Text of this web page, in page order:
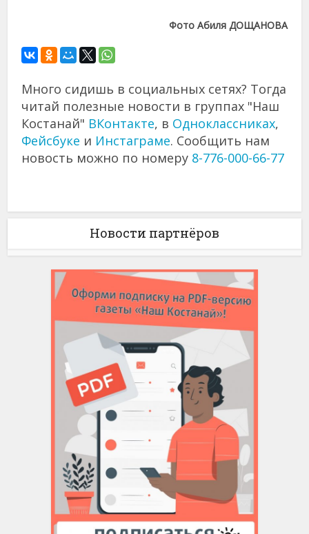
Фото Абиля ДОЩАНОВА
Много сидишь в социальных сетях? Тогда
читай полезные новости в группах "Наш
Костанай" ВКонтакте, в Одноклассниках,
Фейсбуке и Инстаграме. Сообщить нам
новость можно по номеру 8-776-000-66-77
Новости партнёров